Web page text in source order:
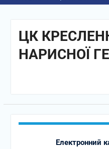
ЦК
НАРИСНОЇ
Електронний